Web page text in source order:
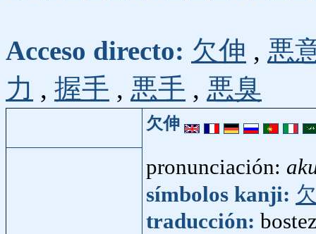
Acceso directo: 欠伸 , 悪
力 , 握手 , 悪手 , 悪臭
欠伸
pronunciación:
símbolos kanji:
traducción: